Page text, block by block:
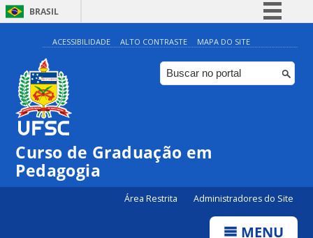
BRASIL
Simplifique!
Comunica BR
Participe
Canais
ACESSIBILIDADE ALTO CONTRASTE MAPA DO SITE
Curso de Graduação em
Pedagogia
Área Restrita Administradores do Site
MENU